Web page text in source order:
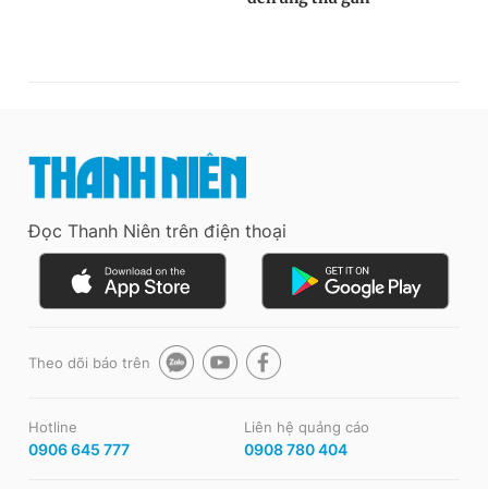
Đọc Thanh Niên trên điện thoại
Theo dõi báo trên
Hotline
0906 645 777
Liên hệ quảng cáo
0908 780 404